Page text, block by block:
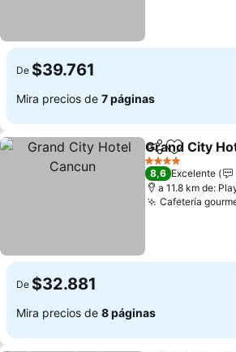
De $39.761
Mira precios de 7 páginas
Compartir
Agregar
Grand City
4 Estrellas
8,6 Excelente
a 11.8 km de:
Cafetería
De $32.881
Mira precios de 8 páginas